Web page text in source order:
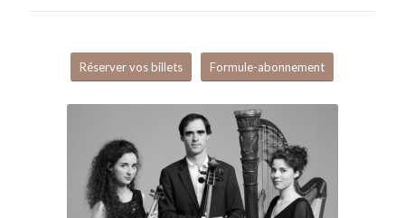
Réserver vos billets Formule-abonnement